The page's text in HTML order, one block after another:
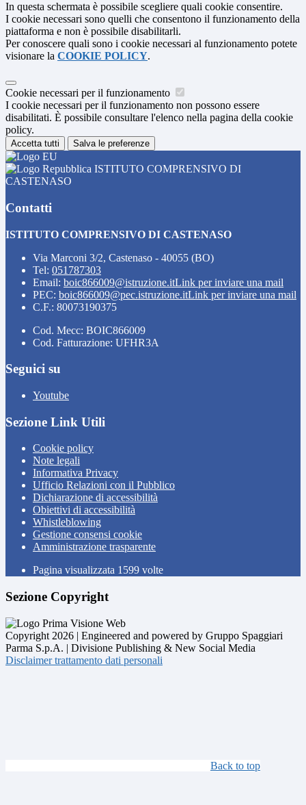
In questa schermata è possibile scegliere quali cookie consentire.
I cookie necessari sono quelli che consentono il funzionamento della
piattaforma e non è possibile disabilitarli.
Per conoscere quali sono i cookie necessari al funzionamento potete
visionare la COOKIE POLICY.
Cookie necessari per il funzionamento
I cookie necessari per il funzionamento non possono essere
disabilitati. È possibile consultare l'elenco nella pagina della cookie
policy.
Accetta tutti Salva le preferenze
ISTITUTO COMPRENSIVO DI
CASTENASO
Contatti
ISTITUTO COMPRENSIVO DI CASTENASO
Via Marconi 3/2, Castenaso - 40055 (BO)
Tel: 051787303
Email: boic866009@istruzione.itLink per inviare una mail
PEC: boic866009@pec.istruzione.itLink per inviare una mail
C.F.: 80073190375
Cod. Mecc: BOIC866009
Cod. Fatturazione: UFHR3A
Seguici su
Youtube
Sezione Link Utili
Cookie policy
Note legali
Informativa Privacy
Ufficio Relazioni con il Pubblico
Dichiarazione di accessibilità
Obiettivi di accessibilità
Whistleblowing
Gestione consensi cookie
Amministrazione trasparente
Pagina visualizzata 1599 volte
Sezione Copyright
Copyright 2026 | Engineered and powered by Gruppo Spaggiari
Parma S.p.A. | Divisione Publishing & New Social Media
Disclaimer trattamento dati personali
Back to top